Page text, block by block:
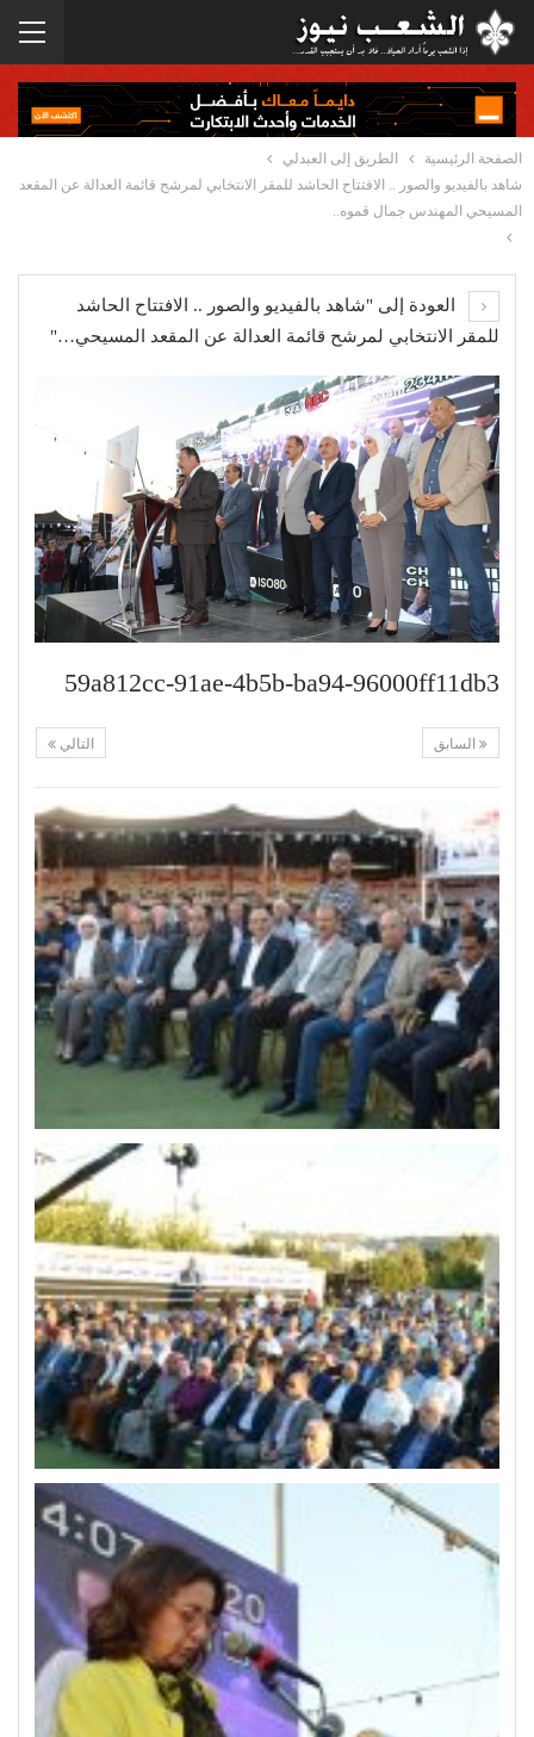
الصفحة الرئيسية
الطريق إلى العبدلي
شاهد بالفيديو والصور .. الافتتاح الحاشد للمقر الانتخابي لمرشح قائمة العدالة عن المقعد
المسيحي المهندس جمال قموه..
العودة إلى "شاهد بالفيديو والصور .. الافتتاح الحاشد
للمقر الانتخابي لمرشح قائمة العدالة عن المقعد المسيحي…"
59a812cc-91ae-4b5b-ba94-96000ff11db3
التالي السابق